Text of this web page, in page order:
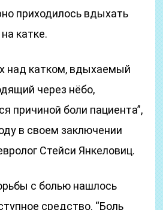
приходилось вдыхать
катке.
над катком, вдыхаемый
через нёбо,
причиной боли пациента”,
в своем заключении
Стейси Янкеловиц.
с болью нашлось
средство. “Боль